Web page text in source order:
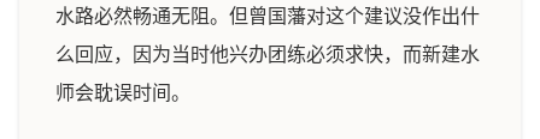
水路必然畅通无阻。但曾国藩对这个建议没作出什
么回应，因为当时他兴办团练必须求快，而新建水
师会耽误时间。